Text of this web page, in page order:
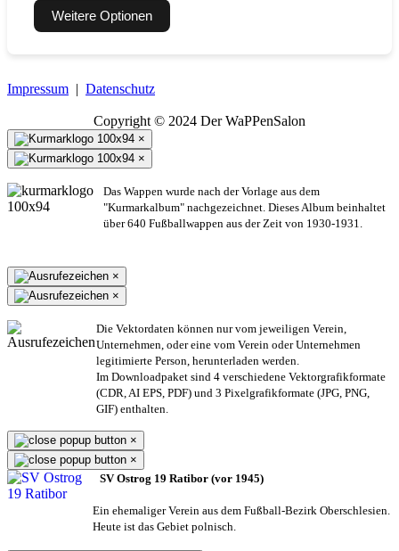
Weitere Optionen
Impressum | Datenschutz
Copyright © 2024 Der WaPPenSalon
×
×
Das Wappen wurde nach der Vorlage aus dem
"Kurmarkalbum" nachgezeichnet. Dieses Album beinhaltet
über 640 Fußballwappen aus der Zeit von 1930-1931.
×
×
Die Vektordaten können nur vom jeweiligen Verein,
Unternehmen, oder eine vom Verein oder Unternehmen
legitimierte Person, herunterladen werden.
Im Downloadpaket sind 4 verschiedene Vektorgrafikformate
(CDR, AI EPS, PDF) und 3 Pixelgrafikformate (JPG, PNG,
GIF) enthalten.
×
×
SV Ostrog 19 Ratibor (vor 1945)
Ein ehemaliger Verein aus dem Fußball-Bezirk Oberschlesien.
Heute ist das Gebiet polnisch.